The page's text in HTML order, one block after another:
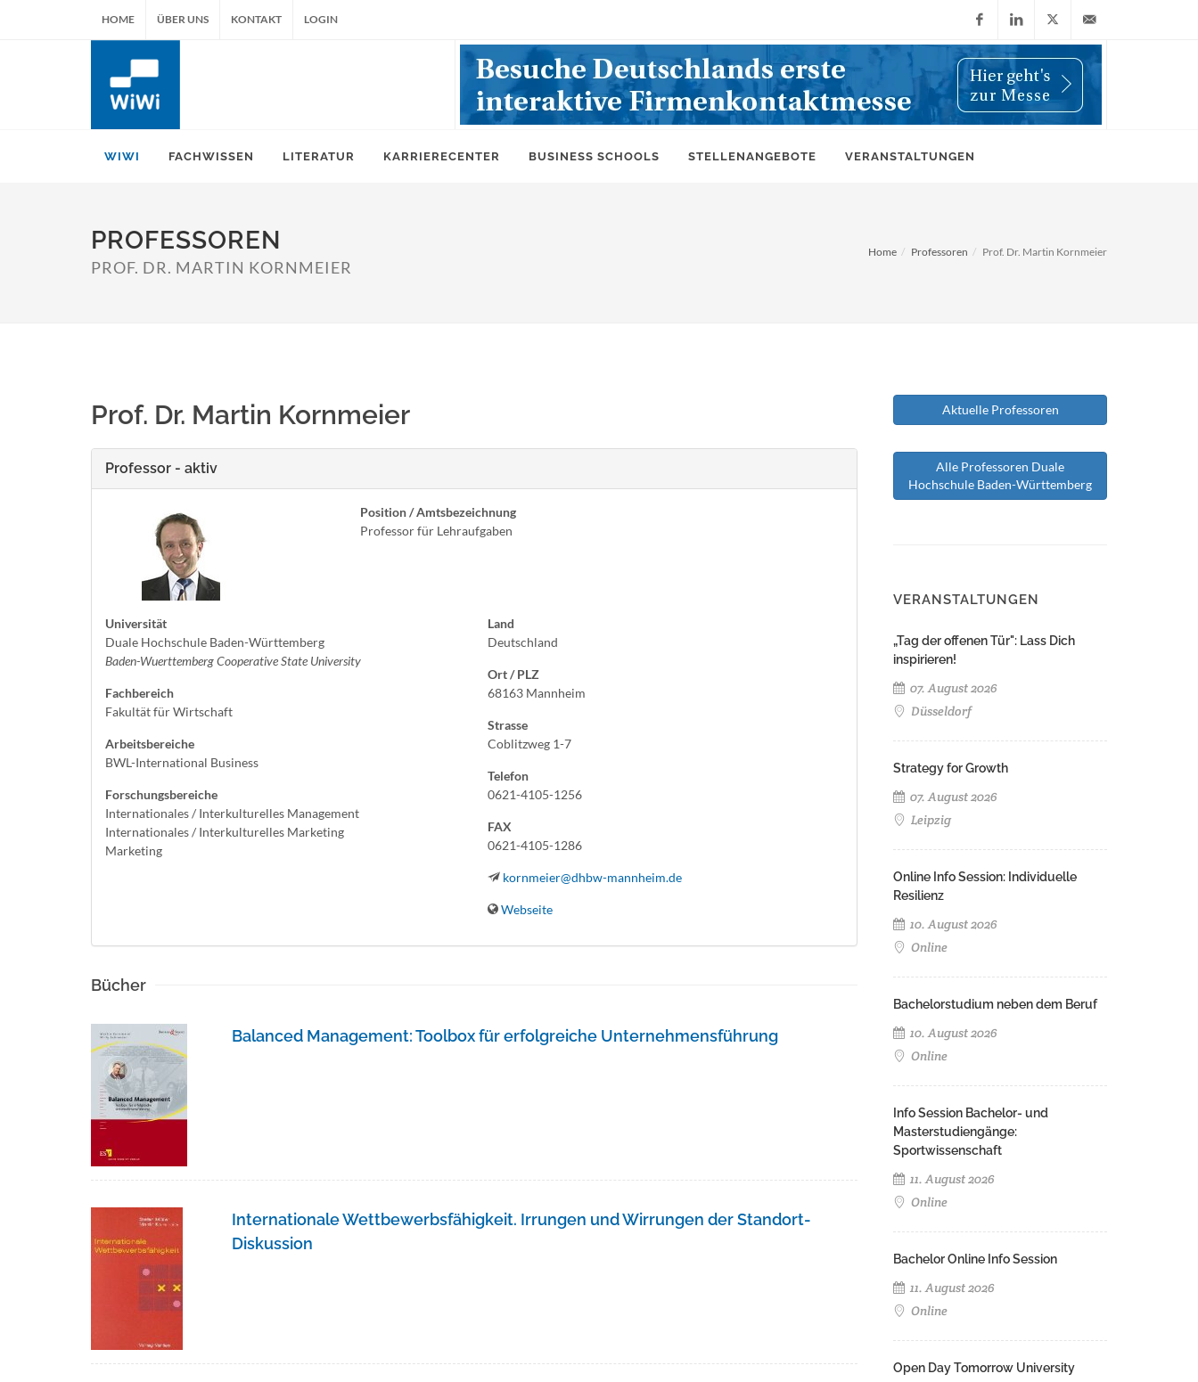
HOME ÜBER UNS KONTAKT LOGIN
FacebookLinkedIn
X
(Twitter)
info@wiwi-
WIWI FACHWISSEN LITERATUR KARRIERECENTER BUSINESS SCHOOLS STELLENANGEBOTE VERANSTALTUNGEN
PROFESSOREN
PROF. DR. MARTIN KORNMEIER
Home Professoren Prof. Dr. Martin Kornmeier
Prof. Dr. Martin Kornmeier
Professor - aktiv
Position / Amtsbezeichnung
Professor für Lehraufgaben
Universität
Duale Hochschule Baden-Württemberg
Baden-Wuerttemberg Cooperative State University
Fachbereich
Fakultät für Wirtschaft
Arbeitsbereiche
BWL-International Business
Forschungsbereiche
Internationales / Interkulturelles Management
Internationales / Interkulturelles Marketing
Marketing
Land
Deutschland
Ort / PLZ
68163 Mannheim
Strasse
Coblitzweg 1-7
Telefon
0621-4105-1256
FAX
0621-4105-1286
kornmeier@dhbw-mannheim.de
Webseite
Bücher
Balanced Management: Toolbox für erfolgreiche Unternehmensführung
Internationale Wettbewerbsfähigkeit. Irrungen und Wirrungen der Standort-
Diskussion
Aktuelle Professoren
Alle Professoren Duale
Hochschule Baden-Württemberg
VERANSTALTUNGEN
„Tag der offenen Tür": Lass Dich
inspirieren!
07. August 2026
Düsseldorf
Strategy for Growth
07. August 2026
Leipzig
Online Info Session: Individuelle
Resilienz
10. August 2026
Online
Bachelorstudium neben dem Beruf
10. August 2026
Online
Info Session Bachelor- und
Masterstudiengänge:
Sportwissenschaft
11. August 2026
Online
Bachelor Online Info Session
11. August 2026
Online
Open Day Tomorrow University